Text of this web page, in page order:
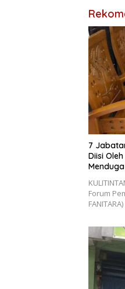
7
Diisi
Forum